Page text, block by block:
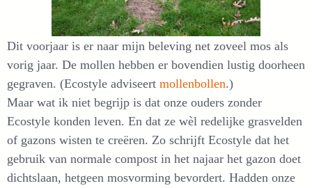
Dit voorjaar is er naar mijn beleving net zoveel mos als
vorig jaar. De mollen hebben er bovendien lustig doorheen
gegraven. (Ecostyle adviseert mollenbollen.)
Maar wat ik niet begrijp is dat onze ouders zonder
Ecostyle konden leven. En dat ze wèl redelijke grasvelden
of gazons wisten te creëren. Zo schrijft Ecostyle dat het
gebruik van normale compost in het najaar het gazon doet
dichtslaan, hetgeen mosvorming bevordert. Hadden onze